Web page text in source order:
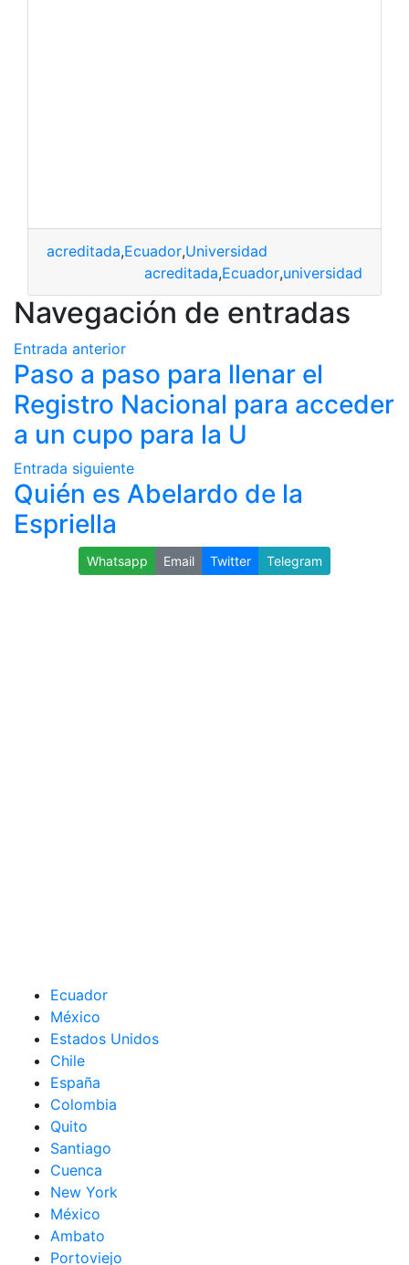
acreditada,Ecuador,Universidad
acreditada,Ecuador,universidad
Navegación de entradas
Entrada anterior
Paso a paso para llenar el
Registro Nacional para acceder
a un cupo para la U
Entrada siguiente
Quién es Abelardo de la
Espriella
Whatsapp Email Twitter Telegram
Ecuador
México
Estados Unidos
Chile
España
Colombia
Quito
Santiago
Cuenca
New York
México
Ambato
Portoviejo